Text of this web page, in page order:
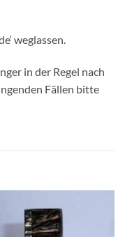
weglassen.
in der Regel nach
Fällen bitte